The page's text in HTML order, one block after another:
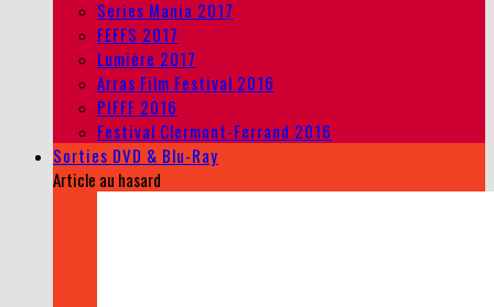
Series Mania 2017
FEFFS 2017
Lumière 2017
Arras Film Festival 2016
PIFFF 2016
Festival Clermont-Ferrand 2016
Sorties DVD & Blu-Ray
Article au hasard